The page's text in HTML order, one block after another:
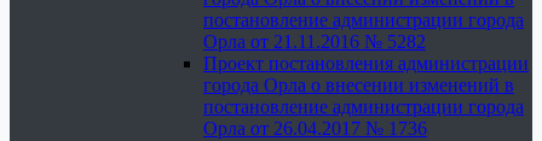
постановление администрации города
Орла от 21.11.2016 № 5282
Проект постановления администрации
города Орла о внесении изменений в
постановление администрации города
Орла от 26.04.2017 № 1736